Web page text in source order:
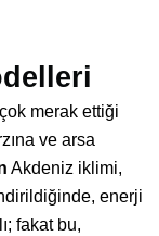
merak ettiği
ve arsa
Akdeniz iklimi,
enerji
fakat bu,